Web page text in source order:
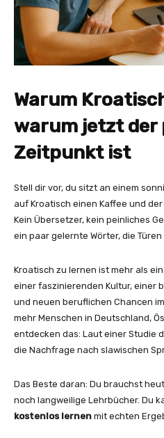
Warum
warum jetzt der
Zeitpunkt ist
Stell dir vor, du sitzt an einem
auf Kroatisch einen Kaffee und
Kein Übersetzer, kein peinliches
ein paar gelernte Wörter, die
Kroatisch zu lernen ist mehr als
einer faszinierenden Kultur, einer
und neuen beruflichen Chancen
mehr Menschen in Deutschland,
entdecken das: Laut einer Studie
die Nachfrage nach slawischen
Das Beste daran: Du brauchst
noch langweilige Lehrbücher. Du
kostenlos lernen mit echten